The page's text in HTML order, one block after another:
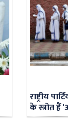
राष्ट्रीय
के स्त्रोत हैं